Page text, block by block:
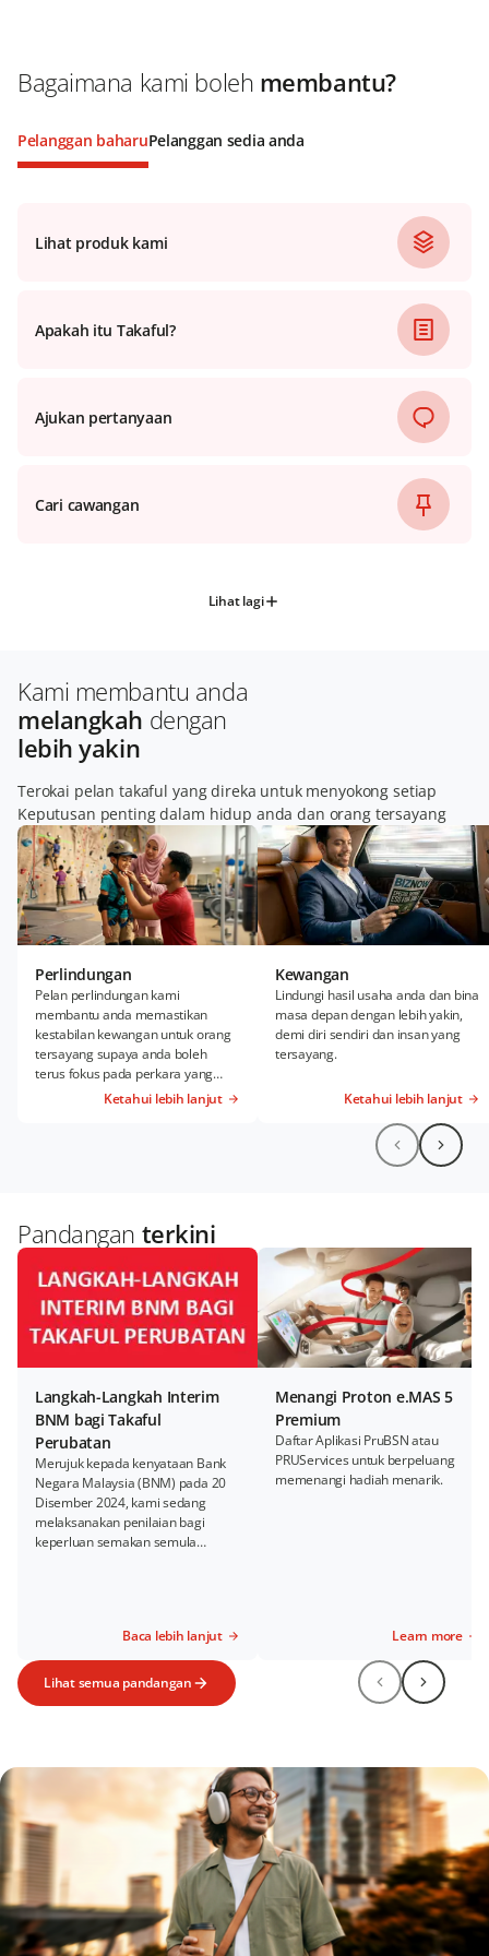
Bagaimana kami boleh membantu?
Pelanggan baharuPelanggan sedia anda
Lihat produk kami
Apakah itu Takaful?
Ajukan pertanyaan
Cari cawangan
Lihat lagi
Kami membantu anda
melangkah dengan
lebih yakin
Terokai pelan takaful yang direka untuk menyokong setiap
Keputusan penting dalam hidup anda dan orang tersayang
Perlindungan
Pelan perlindungan kami
membantu anda memastikan
kestabilan kewangan untuk orang
tersayang supaya anda boleh
terus fokus pada perkara yang
lebih penting.Ketahui lebih lanjut
Kewangan
Lindungi hasil usaha anda dan bina
masa depan dengan lebih yakin,
demi diri sendiri dan insan yang
tersayang.
Ketahui lebih lanjut
Pandangan terkini
Langkah-Langkah Interim
BNM bagi Takaful
Perubatan
Merujuk kepada kenyataan Bank
Negara Malaysia (BNM) pada 20
Disember 2024, kami sedang
melaksanakan penilaian bagi
keperluan semakan semula
Baca lebih lanjut
Menangi Proton e.MAS 5
Premium​
Daftar Aplikasi PruBSN atau
PRUServices untuk berpeluang
memenangi hadiah menarik.
Learn more
Lihat semua pandangan